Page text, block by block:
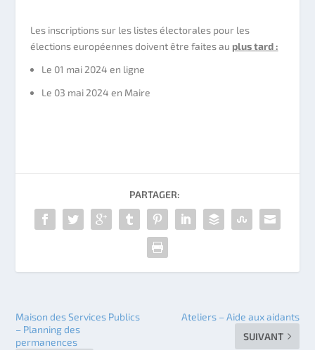
Les inscriptions sur les listes électorales pour les
élections européennes doivent être faites au plus tard :
Le 01 mai 2024 en ligne
Le 03 mai 2024 en Maire
PARTAGER:
Maison des Services Publics
– Planning des
permanences
Ateliers – Aide aux aidants
SUIVANT